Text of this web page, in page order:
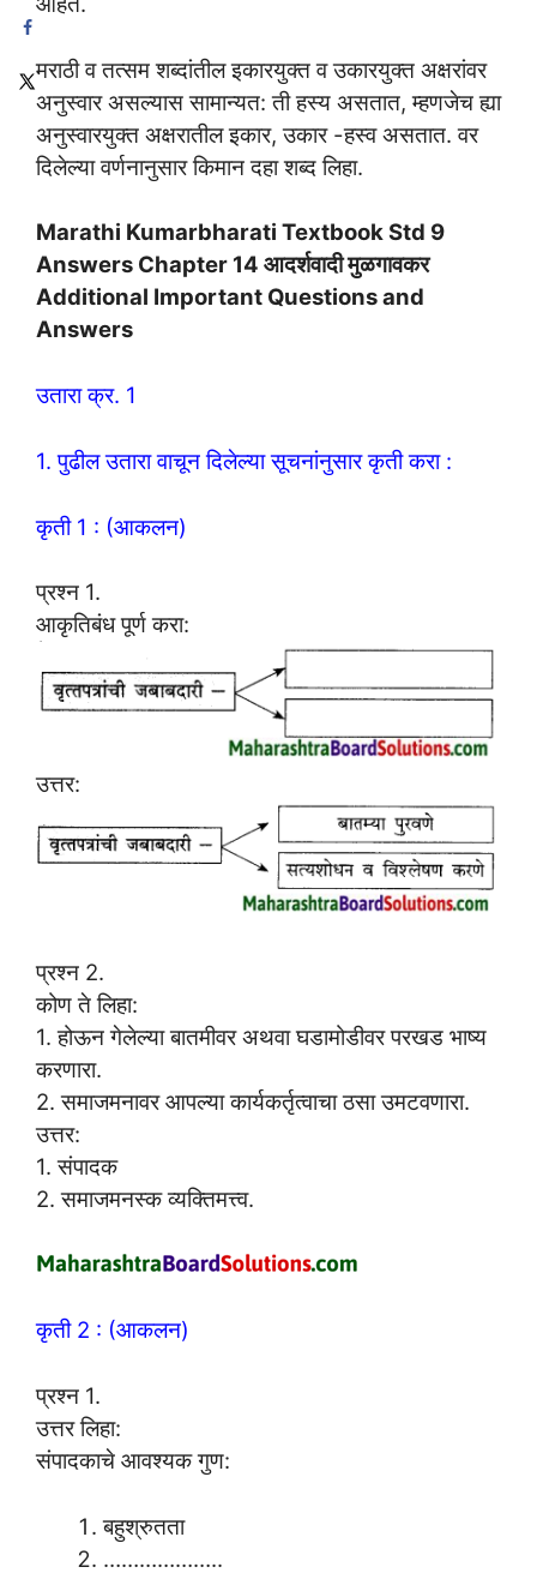
मराठी व तत्सम शब्दांतील इकारयुक्त व उकारयुक्त अक्षरांवर
अनुस्वार असल्यास सामान्यत: ती हस्य असतात, म्हणजेच ह्या
अनुस्वारयुक्त अक्षरातील इकार, उकार -हस्व असतात. वर
दिलेल्या वर्णनानुसार किमान दहा शब्द लिहा.
Marathi Kumarbharati Textbook Std 9
Answers Chapter 14 आदर्शवादी मुळगावकर
Additional Important Questions and
Answers
उतारा क्र. 1
1. पुढील उतारा वाचून दिलेल्या सूचनांनुसार कृती करा :
कृती 1 : (आकलन)
प्रश्न 1.
आकृतिबंध पूर्ण करा:
उत्तर:
प्रश्न 2.
कोण ते लिहा:
1. होऊन गेलेल्या बातमीवर अथवा घडामोडीवर परखड भाष्य
करणारा.
2. समाजमनावर आपल्या कार्यकर्तृत्वाचा ठसा उमटवणारा.
उत्तर:
1. संपादक
2. समाजमनस्क व्यक्तिमत्त्व.
कृती 2 : (आकलन)
प्रश्न 1.
उत्तर लिहा:
संपादकाचे आवश्यक गुण:
बहुश्रुतता
………………..